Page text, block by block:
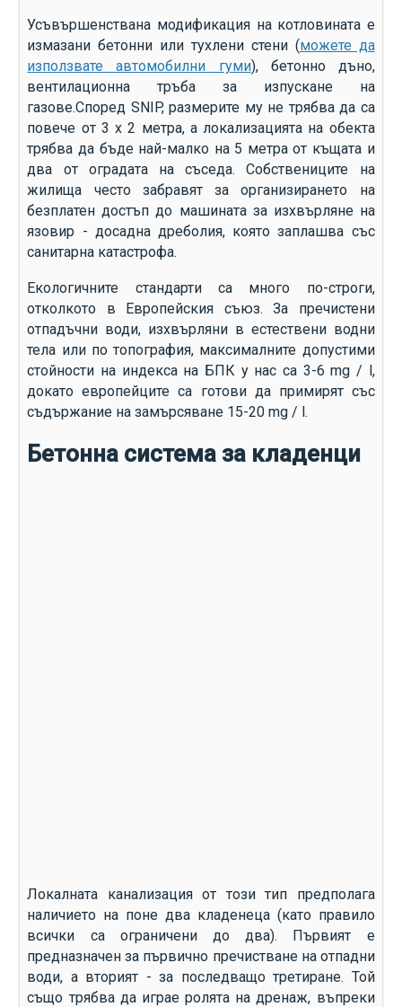
Усъвършенствана модификация на котловината е
измазани бетонни или тухлени стени (можете да
използвате автомобилни гуми), бетонно дъно,
вентилационна тръба за изпускане на
газове.Според SNIP, размерите му не трябва да са
повече от 3 х 2 метра, а локализацията на обекта
трябва да бъде най-малко на 5 метра от къщата и
два от оградата на съседа. Собствениците на
жилища често забравят за организирането на
безплатен достъп до машината за изхвърляне на
язовир - досадна дреболия, която заплашва със
санитарна катастрофа.
Екологичните стандарти са много по-строги,
отколкото в Европейския съюз. За пречистени
отпадъчни води, изхвърляни в естествени водни
тела или по топография, максималните допустими
стойности на индекса на БПК у нас са 3-6 mg / l,
докато европейците са готови да примирят със
съдържание на замърсяване 15-20 mg / l.
Бетонна система за кладенци
Локалната канализация от този тип предполага
наличието на поне два кладенеца (като правило
всички са ограничени до два). Първият е
предназначен за първично пречистване на отпадни
води, а вторият - за последващо третиране. Той
също трябва да играе ролята на дренаж, въпреки